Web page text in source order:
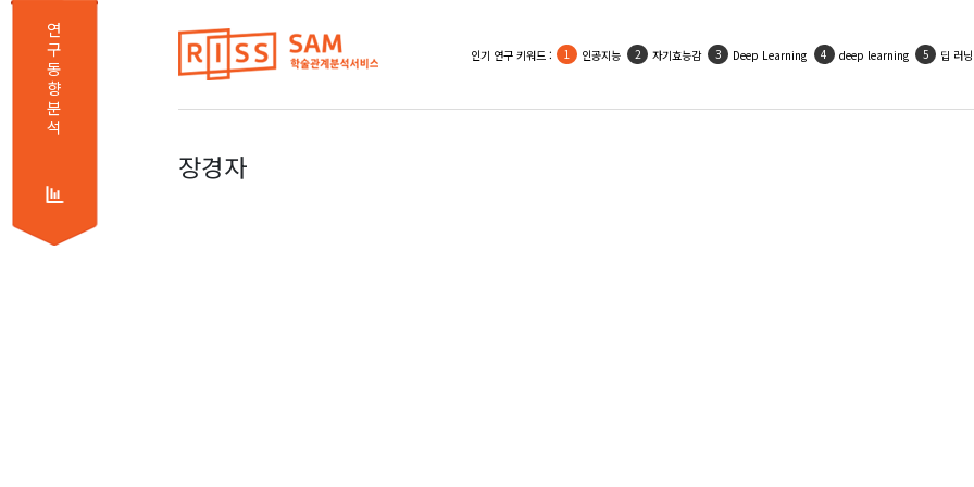
연
구
동
향
분
석
인기 연구 키워드 : 인공지능 자기효능감 Deep Learning deep learning 딥 러닝
장경자